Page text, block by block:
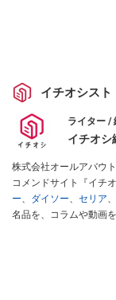
イチオシスト
ライター /
イチオシ
株式会社オールアバウ
コメンドサイト『イチ
ー、 ダイソー、 セリア、
名品を、コラムや動画
インフルエンサーが実